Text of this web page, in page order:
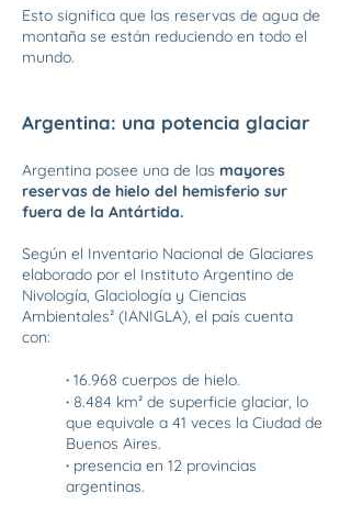
Esto significa que las reservas de agua de
montaña se están reduciendo en todo el
mundo.
Argentina: una potencia glaciar
Argentina posee una de las mayores
reservas de hielo del hemisferio sur
fuera de la Antártida.
Según el Inventario Nacional de Glaciares
elaborado por el Instituto Argentino de
Nivología, Glaciología y Ciencias
Ambientales² (IANIGLA), el país cuenta
con:
· 16.968 cuerpos de hielo.
· 8.484 km² de superficie glaciar, lo
que equivale a 41 veces la Ciudad de
Buenos Aires.
· presencia en 12 provincias
argentinas.